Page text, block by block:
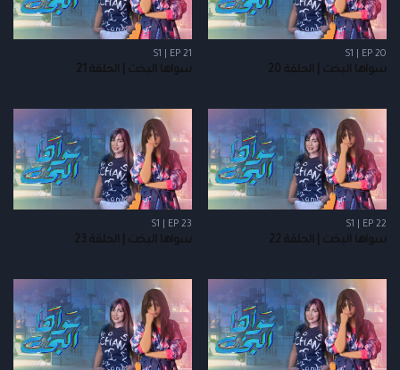
S1 | EP 20
سواها البخت | الحلقة 20
S1 | EP 21
سواها البخت | الحلقة 21
S1 | EP 22
سواها البخت | الحلقة 22
S1 | EP 23
سواها البخت | الحلقة 23